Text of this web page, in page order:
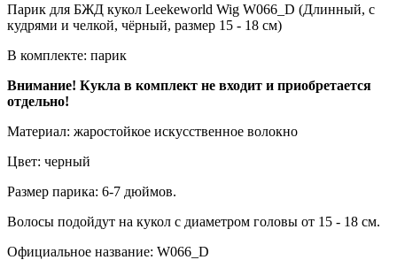
Парик для БЖД кукол Leekeworld Wig W066_D (Длинный, с
кудрями и челкой, чёрный, размер 15 - 18 см)
В комплекте: парик
Внимание! Кукла в комплект не входит и приобретается
отдельно!
Материал: жаростойкое искусственное волокно
Цвет: черный
Размер парика: 6-7 дюймов.
Волосы подойдут на кукол с диаметром головы от 15 - 18 см.
Официальное название: W066_D